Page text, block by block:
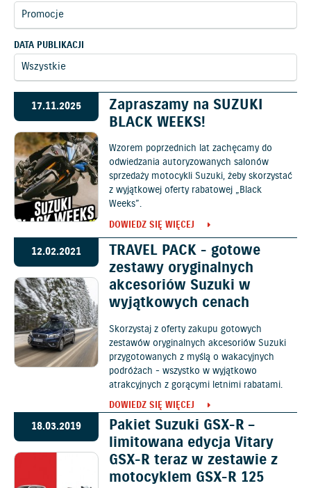
DATA PUBLIKACJI
17.11.2025
Zapraszamy na SUZUKI
BLACK WEEKS!
Wzorem poprzednich lat zachęcamy do
odwiedzania autoryzowanych salonów
sprzedaży motocykli Suzuki, żeby skorzystać
z wyjątkowej oferty rabatowej „Black
Weeks”.
DOWIEDZ SIĘ WIĘCEJ
12.02.2021
TRAVEL PACK - gotowe
zestawy oryginalnych
akcesoriów Suzuki w
wyjątkowych cenach
Skorzystaj z oferty zakupu gotowych
zestawów oryginalnych akcesoriów Suzuki
przygotowanych z myślą o wakacyjnych
podróżach - wszystko w wyjątkowo
atrakcyjnych z gorącymi letnimi rabatami.
DOWIEDZ SIĘ WIĘCEJ
18.03.2019
Pakiet Suzuki GSX-R –
limitowana edycja Vitary
GSX-R teraz w zestawie z
motocyklem GSX-R 125